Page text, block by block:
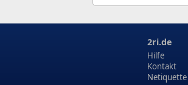
2ri.de
Hilfe
Kontakt
Netiquette